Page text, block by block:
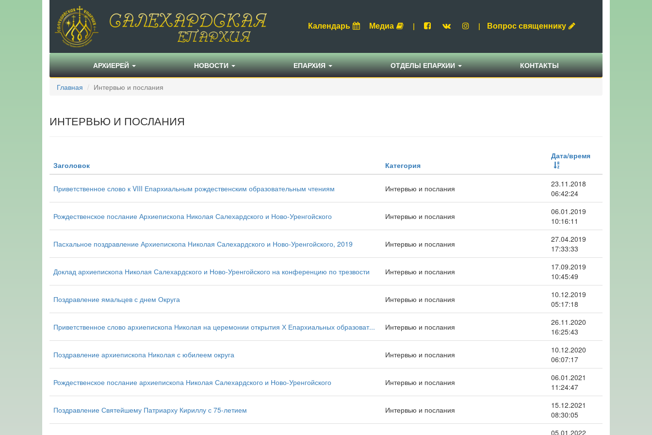
Календарь Медиа | | Вопрос священнику
АРХИЕРЕЙ НОВОСТИ ЕПАРХИЯ ОТДЕЛЫ ЕПАРХИИ КОНТАКТЫ
Главная Интервью и послания
ИНТЕРВЬЮ И ПОСЛАНИЯ
Заголовок Категория
Дата/время
Приветственное слово к VIII Епархиальным рождественским образовательным чтениям Интервью и послания
23.11.2018
06:42:24
Рождественское послание Архиепископа Николая Салехардского и Ново-Уренгойского Интервью и послания
06.01.2019
10:16:11
Пасхальное поздравление Архиепископа Николая Салехардского и Ново-Уренгойского, 2019 Интервью и послания
27.04.2019
17:33:33
Доклад архиепископа Николая Салехардского и Ново-Уренгойского на конференцию по трезвости Интервью и послания
17.09.2019
10:45:49
Поздравление ямальцев с днем Округа Интервью и послания
10.12.2019
05:17:18
Приветственное слово архиепископа Николая на церемонии открытия Х Епархиальных образоват... Интервью и послания
26.11.2020
16:25:43
Поздравление архиепископа Николая с юбилеем округа Интервью и послания
10.12.2020
06:07:17
Рождественское послание архиепископа Николая Салехардского и Ново-Уренгойского Интервью и послания
06.01.2021
11:24:47
Поздравление Святейшему Патриарху Кириллу с 75-летием Интервью и послания
15.12.2021
08:30:05
05.01.2022